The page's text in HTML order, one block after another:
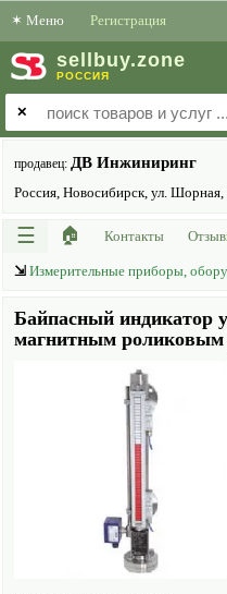
✶ Меню Регистрация
sell buy.zone
РОССИЯ
✕
продавец: ДВ Инжиниринг
Россия, Новосибирск, ул. Шорная,
☰ 🏠 Контакты
⇲ Измерительные приборы,
Байпасный индикатор
магнитным роликовым